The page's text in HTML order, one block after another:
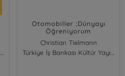
Türkiye İş Bankası Kültür Yayınları
Otomobiller ;Dünyayı
Öğreniyorum
Christian Tielmann
Türkiye İş Bankası Kültür Yayınları